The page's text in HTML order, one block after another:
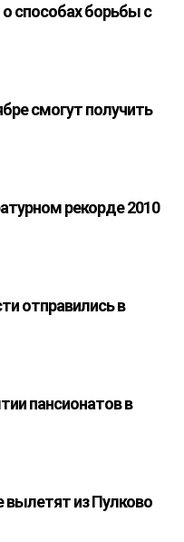
способах борьбы с
смогут получить
рекорде 2010
отправились в
пансионатов в
вылетят из Пулково